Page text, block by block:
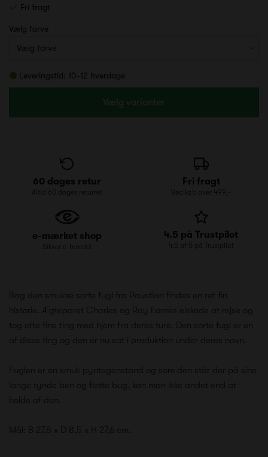
Fri fragt
Vælg farve
Leveringstid: 10-12 hverdage
Vælg varianter
60 dages retur
Altid 60 dages returret
Fri fragt
Ved køb over 499,-
e-mærket shop
Sikker e-handel
4.5 på Trustpilot
4.5 af 5 på Trustpilot
Bag den smukke sorte fugl fra Paustian findes en ret fin
historie. Ægteparet Charles og Ray Eames elskede at rejse og
tog ofte fine ting med hjem fra deres ture. Den sorte fugl er en
af disse ting og den er nu sat i produktion under deres navn.
Fuglen er en smuk pyntegenstand og som den står der på sine
lange tynde ben og flotte bug, kan man ikke andet end at
holde af den.
Mål: B 27,8 x D 8,5 x H 27,6 cm.